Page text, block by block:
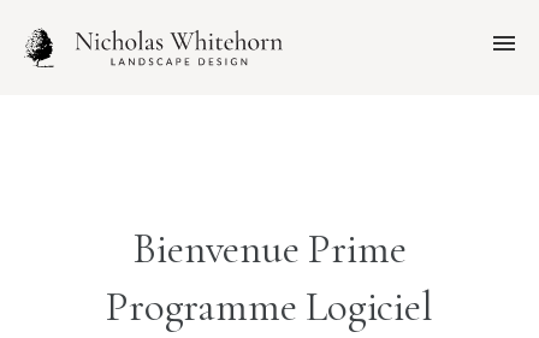
Bienvenue Prime
Programme Logiciel